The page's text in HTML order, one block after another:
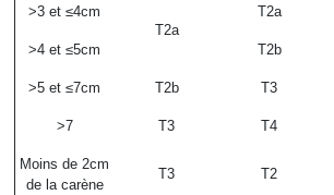
>3 et ≤4cm
T2a
T2a
>4 et ≤5cm T2b
>5 et ≤7cm T2b T3
>7 T3 T4
Moins de 2cm
de la carène
T3 T2